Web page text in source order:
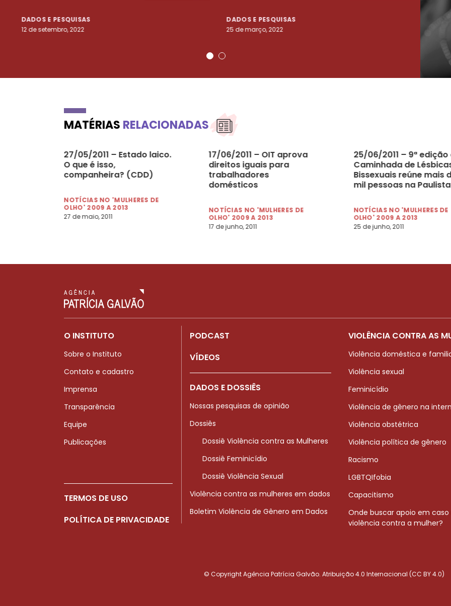
DADOS E PESQUISAS
12 de setembro, 2022
DADOS E PESQUISAS
25 de março, 2022
23
MATÉRIAS RELACIONADAS
27/05/2011 – Estado laico.
O que é isso,
companheira? (CDD)
NOTÍCIAS NO 'MULHERES DE
OLHO' 2009 A 2013
27 de maio, 2011
17/06/2011 – OIT aprova
direitos iguais para
trabalhadores
domésticos
NOTÍCIAS NO 'MULHERES DE
OLHO' 2009 A 2013
17 de junho, 2011
25/06/2011 – 9ª edição
Caminhada de
Bissexuais reúne mais
mil pessoas na Paulista
NOTÍCIAS NO 'MULHERES DE
OLHO' 2009 A 2013
25 de junho, 2011
O INSTITUTO
Sobre o Instituto
Contato e cadastro
Imprensa
Transparência
Equipe
Publicações
TERMOS DE USO
POLÍTICA DE PRIVACIDADE
PODCAST
VÍDEOS
DADOS E DOSSIÊS
Nossas pesquisas de opinião
Dossiês
Dossiê Violência contra as Mulheres
Dossiê Feminicídio
Dossiê Violência Sexual
Violência contra as mulheres em dados
Boletim Violência de Gênero em Dados
VIOLÊNCIA CONTRA AS
Violência doméstica e
Violência sexual
Feminicídio
Violência de gênero na
Violência obstétrica
Violência política de gênero
Racismo
LGBTQIfobia
Capacitismo
Onde buscar apoio em caso
violência contra a mulher?
© Copyright Agência Patrícia Galvão. Atribuição 4.0 Internacional (CC BY 4.0)